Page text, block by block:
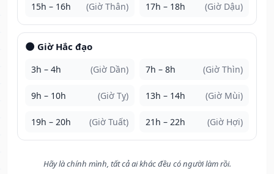
15h – 16h (Giờ Thân) 17h – 18h (Giờ Dậu)
🌑 Giờ Hắc đạo
3h – 4h (Giờ Dần) 7h – 8h (Giờ Thìn)
9h – 10h (Giờ Tỵ) 13h – 14h (Giờ Mùi)
19h – 20h (Giờ Tuất) 21h – 22h (Giờ Hợi)
Hãy là chính mình, tất cả ai khác đều có người làm rồi.